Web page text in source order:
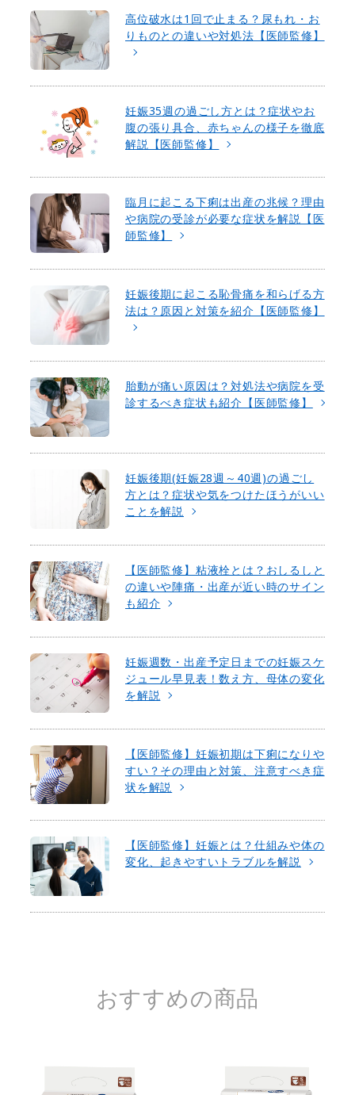
高位破水は1回で止まる？尿もれ・お
りものとの違いや対処法【医師監修】
妊娠35週の過ごし方とは？症状やお
腹の張り具合、赤ちゃんの様子を徹底
解説【医師監修】
臨月に起こる下痢は出産の兆候？理由
や病院の受診が必要な症状を解説【医
師監修】
妊娠後期に起こる恥骨痛を和らげる方
法は？原因と対策を紹介【医師監修】
胎動が痛い原因は？対処法や病院を受
診するべき症状も紹介【医師監修】
妊娠後期(妊娠28週～40週)の過ごし
方とは？症状や気をつけたほうがいい
ことを解説
【医師監修】粘液栓とは？おしるしと
の違いや陣痛・出産が近い時のサイン
も紹介
妊娠週数・出産予定日までの妊娠スケ
ジュール早見表！数え方、母体の変化
を解説
【医師監修】妊娠初期は下痢になりや
すい？その理由と対策、注意すべき症
状を解説
【医師監修】妊娠とは？仕組みや体の
変化、起きやすいトラブルを解説
おすすめの商品